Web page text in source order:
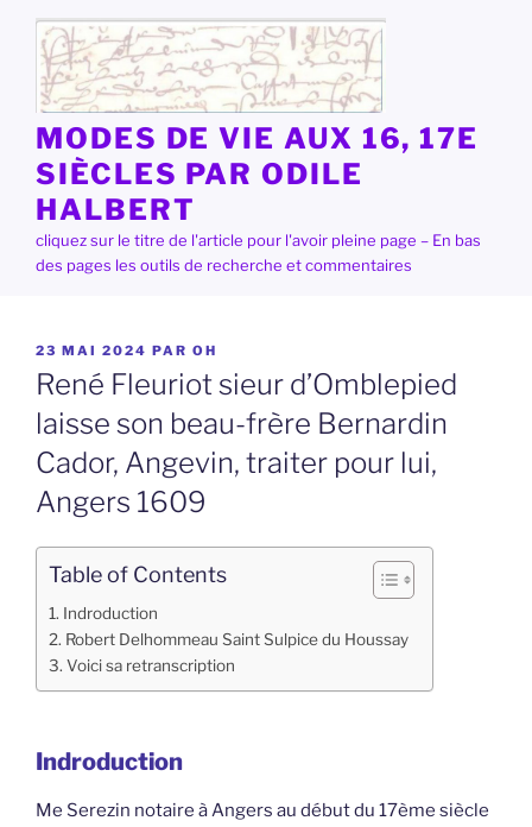
contenu
principal
MODES DE VIE AUX 16, 17E
SIÈCLES PAR ODILE
HALBERT
cliquez sur le titre de l'article pour l'avoir pleine page – En bas
des pages les outils de recherche et commentaires
PUBLIÉ
LE
23 MAI 2024 PAR OH
René Fleuriot sieur d’Omblepied
laisse son beau-frère Bernardin
Cador, Angevin, traiter pour lui,
Angers 1609
Table of Contents
Indroduction
Robert Delhommeau Saint Sulpice du Houssay
Voici sa retranscription
Indroduction
Me Serezin notaire à Angers au début du 17ème siècle